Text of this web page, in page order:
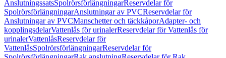
AnslutningssatsSpolrörsförlängningarReservdelar för
SpolrörsförlängningarAnslutningar av PVCReservdelar för
Anslutningar av PVCManschetter och täckkåporAdapter- och
kopplingsdelarVattenlås för urinalerReservdelar för Vattenlås för
urinalerVattenlåsReservdelar för
VattenlåsSpolrörsförlängningarReservdelar för